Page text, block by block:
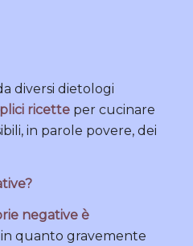
diversi dietologi
ricette per cucinare
in parole povere, dei
negative è
quanto gravemente